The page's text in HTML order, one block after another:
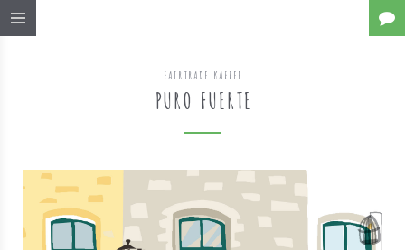
FAIRTRADE KAFFEE
PURO FUERTE